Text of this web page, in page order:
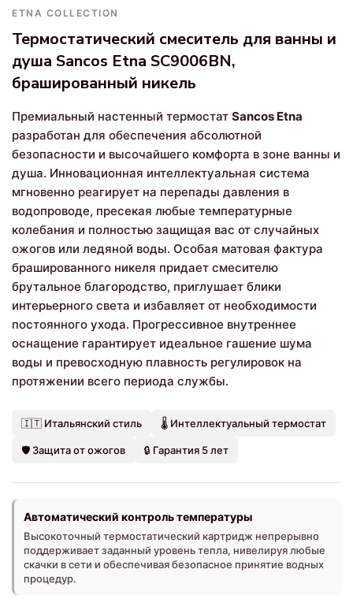
ETNA COLLECTION
Термостатический смеситель для ванны и
душа Sancos Etna SC9006BN,
брашированный никель
Премиальный настенный термостат Sancos Etna
разработан для обеспечения абсолютной
безопасности и высочайшего комфорта в зоне ванны и
душа. Инновационная интеллектуальная система
мгновенно реагирует на перепады давления в
водопроводе, пресекая любые температурные
колебания и полностью защищая вас от случайных
ожогов или ледяной воды. Особая матовая фактура
брашированного никеля придает смесителю
брутальное благородство, приглушает блики
интерьерного света и избавляет от необходимости
постоянного ухода. Прогрессивное внутреннее
оснащение гарантирует идеальное гашение шума
воды и превосходную плавность регулировок на
протяжении всего периода службы.
🇮🇹 Итальянский стиль 🌡️ Интеллектуальный термостат
🛡️ Защита от ожогов 🔒 Гарантия 5 лет
Автоматический контроль температуры
Высокоточный термостатический картридж непрерывно
поддерживает заданный уровень тепла, нивелируя любые
скачки в сети и обеспечивая безопасное принятие водных
процедур.